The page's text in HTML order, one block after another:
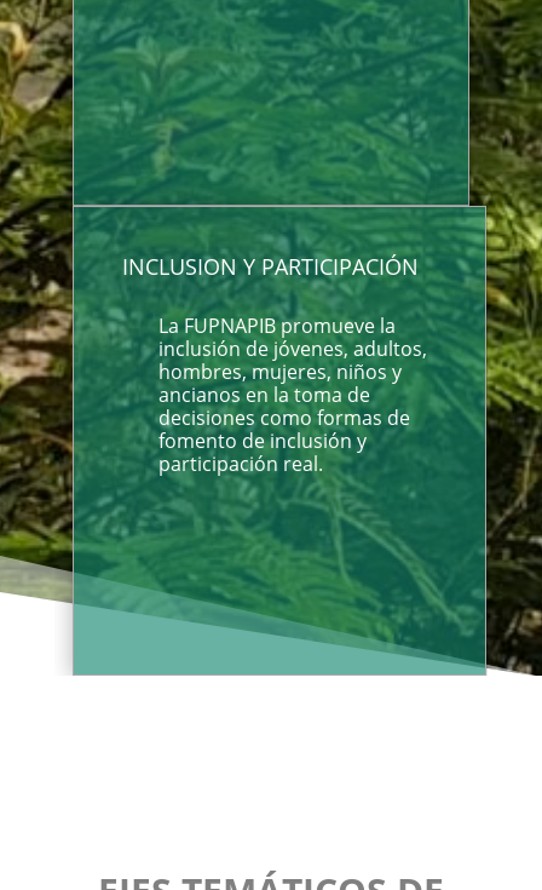
INCLUSION Y PARTICIPACIÓN
La FUPNAPIB promueve la
inclusión de jóvenes, adultos,
hombres, mujeres, niños y
ancianos en la toma de
decisiones como formas de
fomento de inclusión y
participación real.